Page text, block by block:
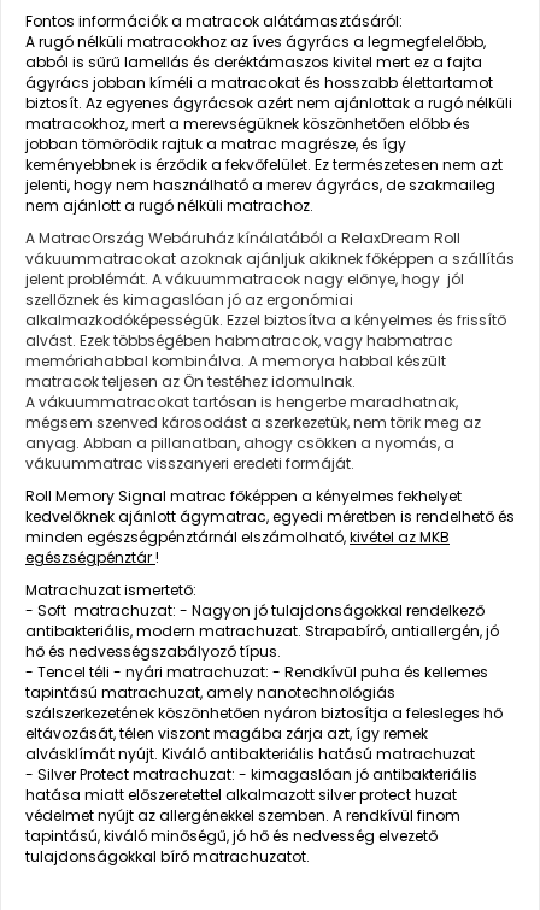
Fontos információk a matracok alátámasztásáról:
A rugó nélküli matracokhoz az íves ágyrács a legmegfelelőbb,
abból is sűrű lamellás és deréktámaszos kivitel mert ez a fajta
ágyrács jobban kíméli a matracokat és hosszabb élettartamot
biztosít. Az egyenes ágyrácsok azért nem ajánlottak a rugó nélküli
matracokhoz, mert a merevségüknek köszönhetően előbb és
jobban tömörödik rajtuk a matrac magrésze, és így
keményebbnek is érződik a fekvőfelület. Ez természetesen nem azt
jelenti, hogy nem használható a merev ágyrács, de szakmaileg
nem ajánlott a rugó nélküli matrachoz.
A MatracOrszág Webáruház kínálatából a RelaxDream Roll
vákuummatracokat azoknak ajánljuk akiknek főképpen a szállítás
jelent problémát. A vákuummatracok nagy előnye, hogy jól
szellőznek és kimagaslóan jó az ergonómiai
alkalmazkodóképességük. Ezzel biztosítva a kényelmes és frissítő
alvást. Ezek többségében habmatracok, vagy habmatrac
memóriahabbal kombinálva. A memorya habbal készült
matracok teljesen az Ön testéhez idomulnak.
A vákuummatracokat tartósan is hengerbe maradhatnak,
mégsem szenved károsodást a szerkezetük, nem törik meg az
anyag. Abban a pillanatban, ahogy csökken a nyomás, a
vákuummatrac visszanyeri eredeti formáját.
Roll Memory Signal matrac főképpen a kényelmes fekhelyet
kedvelőknek ajánlott ágymatrac, egyedi méretben is rendelhető és
minden egészségpénztárnál elszámolható,kivétel az MKB
egészségpénztár!
Matrachuzat ismertető:
- Soft matrachuzat: - Nagyon jó tulajdonságokkal rendelkező
antibakteriális, modern matrachuzat. Strapabíró, antiallergén, jó
hő és nedvességszabályozó típus.
- Tencel téli - nyári matrachuzat: - Rendkívül puha és kellemes
tapintású matrachuzat, amely nanotechnológiás
szálszerkezetének köszönhetően nyáron biztosítja a felesleges hő
eltávozását, télen viszont magába zárja azt, így remek
alvásklímát nyújt. Kiváló antibakteriális hatású matrachuzat
- Silver Protect matrachuzat: - kimagaslóan jó antibakteriális
hatása miatt előszeretettel alkalmazott silver protect huzat
védelmet nyújt az allergénekkel szemben. A rendkívül finom
tapintású, kiváló minőségű, jó hő és nedvesség elvezető
tulajdonságokkal bíró matrachuzatot.